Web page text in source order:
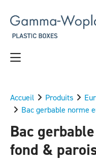
Accueil Produits
Bac gerbable norme
Bac
fond &